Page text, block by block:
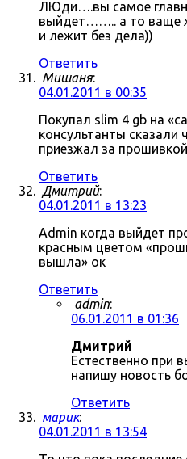
ЛЮди….вы самое
выйдет…….. а то ваще
и лежит без дела))
Ответить
Мишаня:
04.01.2011 в 00:35
Покупал slim 4 gb на
консультанты
приезжал за
Ответить
Дмитрий:
04.01.2011 в 13:23
Admin когда выйдет
красным цветом
вышла» ок
Ответить
admin:
06.01.2011 в 01:36
Дмитрий
Естественно при
напишу новость
Ответить
марик:
04.01.2011 в 13:54